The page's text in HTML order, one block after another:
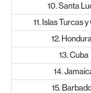
10. Santa
11. Islas Turcas
12.
13. Cuba
14.
15.